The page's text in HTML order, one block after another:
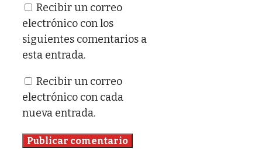
Recibir un correo
electrónico con los
siguientes comentarios a
esta entrada.
Recibir un correo
electrónico con cada
nueva entrada.